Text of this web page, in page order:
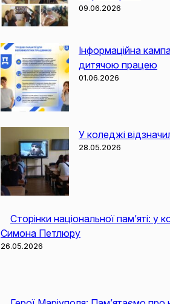
09.06.2026
Інформаційна
дитячою працею
01.06.2026
У коледжі
28.05.2026
Сторінки національної пам’яті:
Симона Петлюру
26.05.2026